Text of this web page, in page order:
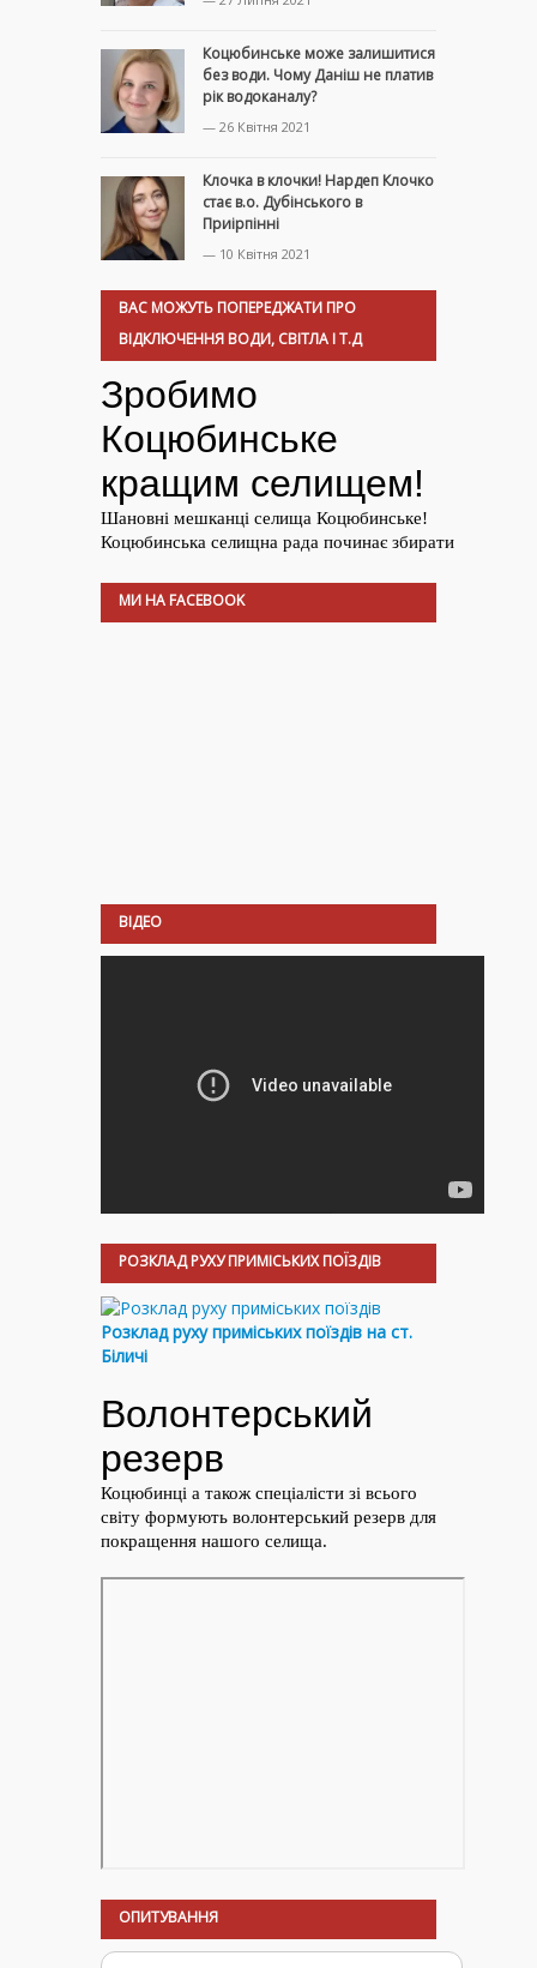
Коцюбинське може залишитися
без води. Чому Даніш не платив
рік водоканалу?
— 26 Квітня 2021
Клочка в клочки! Нардеп Клочко
стає в.о. Дубінського в
Приірпінні
— 10 Квітня 2021
ВАС МОЖУТЬ ПОПЕРЕДЖАТИ ПРО
ВІДКЛЮЧЕННЯ ВОДИ, СВІТЛА І Т.Д
МИ НА FACEBOOK
ВІДЕО
РОЗКЛАД РУХУ ПРИМІСЬКИХ ПОЇЗДІВ
Розклад руху приміських поїздів на ст.
Біличі
ОПИТУВАННЯ